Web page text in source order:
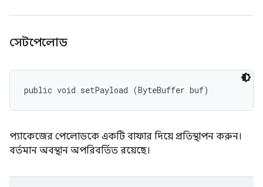
সেটপেলোড
public void setPayload (ByteBuffer buf)
প্যাকেজের পেলোডকে একটি বাফার দিয়ে প্রতিস্থাপন করুন।
বর্তমান অবস্থান অপরিবর্তিত রয়েছে।